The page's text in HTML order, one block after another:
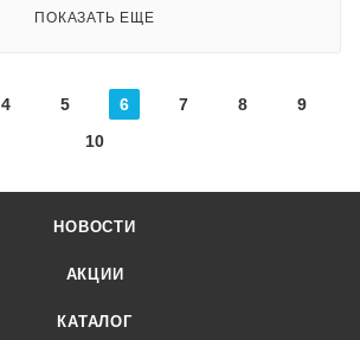
ПОКАЗАТЬ ЕЩЕ
4 5 6 7 8
9
10
НОВОСТИ
АКЦИИ
КАТАЛОГ